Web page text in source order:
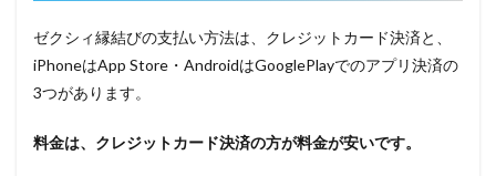
ゼクシィ縁結びの支払い方法は、クレジットカード決済と、
iPhoneはApp Store・AndroidはGooglePlayでのアプリ決済の
3つがあります。
料金は、クレジットカード決済の方が料金が安いです。